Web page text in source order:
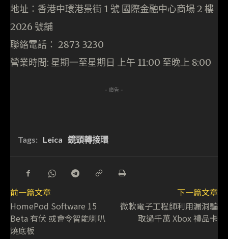
地址：香港中環港景街 1 號 國際金融中心商場 2 樓
2026 號舖
聯絡電話： 2873 3230
營業時間: 星期一至星期日 上午 11:00 至晚上 8:00
- 廣告 -
Tags: Leica 鏡頭轉接環
前一篇文章
HomePod Software 15
Beta 有伏 或會令智能喇叭
燒底板
下一篇文章
微軟電子工程師利用漏洞騙
取過千萬 Xbox 禮品卡